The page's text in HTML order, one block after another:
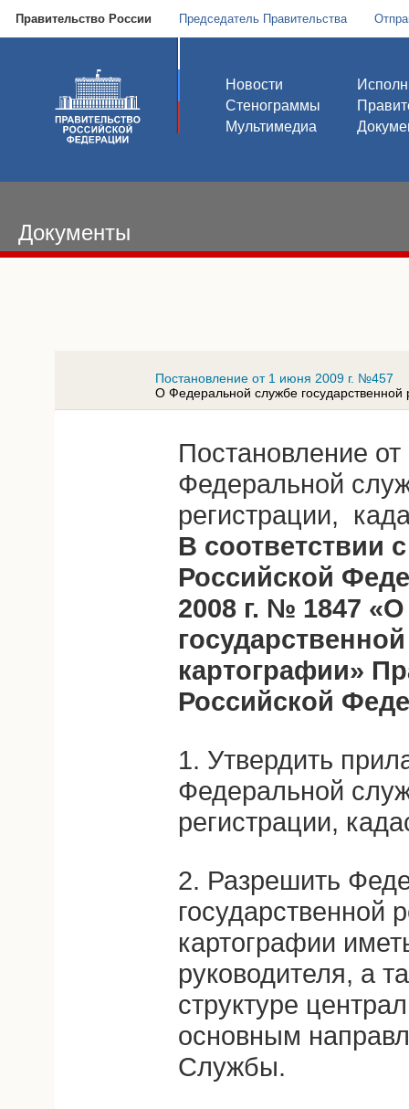
Правительство России Председатель Правительства
Новости
Стенограммы
Мультимедиа
Документы
Постановление от 1 июня 2009 г. №457
О Федеральной службе государственной
Постановление
Федеральной
регистрации,
В соответствии
Российской
2008 г. № 1847
картографии»
Российской
1. Утвердить
Федеральной
регистрации,
2. Разрешить
государственной
картографии
руководителя, а
структуре
основным
Службы.